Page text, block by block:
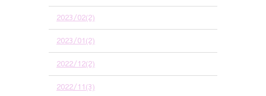
2023/02(2)
2023/01(2)
2022/12(2)
2022/11(3)